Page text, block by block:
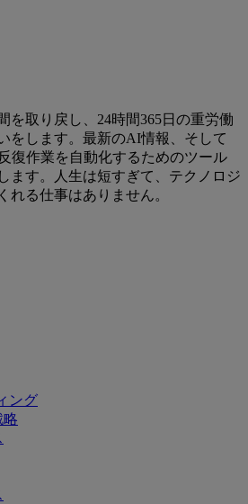
を取り戻し、24時間365日の重労働
をします。最新のAI情報、そして
復作業を自動化するためのツール
ます。人生は短すぎて、テクノロジ
れる仕事はありません。
ング
略